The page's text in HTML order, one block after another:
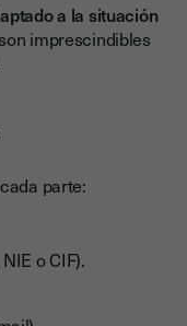
a la situación
imprescindibles
parte:
o CIF).